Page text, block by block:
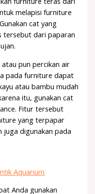
melapisi furniture
cat yang
tersebut dari paparan
pun percikan air
pada furniture dapat
atau bambu mudah
itu, gunakan cat
Fitur tersebut
yang terpapar
juga digunakan pada
Aquarium
Anda gunakan